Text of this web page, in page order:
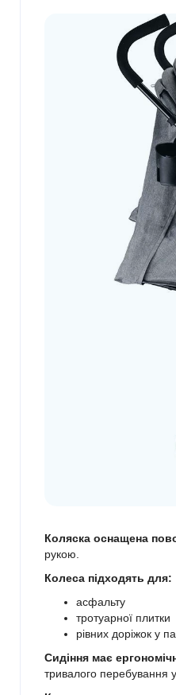
Коляска оснащена
рукою.
Колеса підходять для:
асфальту
тротуарної плитки
рівних доріжок у
Сидіння має
тривалого перебування у